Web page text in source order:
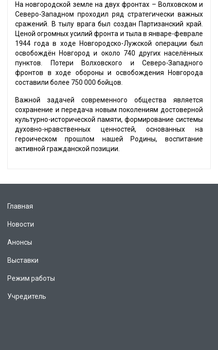
На новгородской земле на двух фронтах – Волховском и
Северо-Западном проходил ряд стратегически важных
сражений. В тылу врага был создан Партизанский край.
Ценой огромных усилий фронта и тыла в январе-феврале
1944 года в ходе Новгородско-Лужской операции был
освобождён Новгород и около 740 других населённых
пунктов. Потери Волховского и Северо-Западного
фронтов в ходе обороны и освобождения Новгорода
составили более 750 000 бойцов.
Важной задачей современного общества является
сохранение и передача новым поколениям достоверной
культурно-исторической памяти, формирование системы
духовно-нравственных ценностей, основанных на
героическом прошлом нашей Родины, воспитание
активной гражданской позиции.
Главная
Новости
Анонсы
Выставки
Режим работы
Учредитель